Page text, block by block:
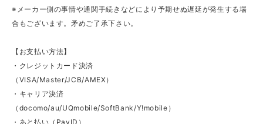
※メーカー側の事情や通関手続きなどにより予期せぬ遅延が発生する場
合もございます。矛めご了承下さい。
【お支払い方法】
・クレジットカード決済
（VISA/Master/JCB/AMEX）
・キャリア決済
（docomo/au/UQmobile/SoftBank/Y!mobile）
・あと払い（PayID）